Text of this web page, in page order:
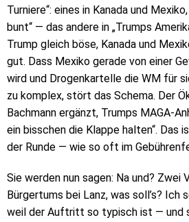
Turniere“: eines in Kanada und
bunt“ — das andere in „Trumps
Trump gleich böse, Kanada und
gut. Dass Mexiko gerade von einer
wird und Drogenkartelle die WM für
zu komplex, stört das Schema. Der
Bachmann ergänzt, Trumps MAGA-
ein bisschen die Klappe halten“. Das
der Runde — wie so oft im
Sie werden nun sagen: Na und?
Bürgertums bei Lanz, was soll’s? Ich
weil der Auftritt so typisch ist — und